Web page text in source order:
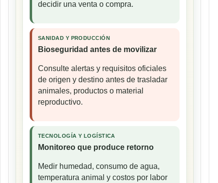
decidir una venta o compra.
SANIDAD Y PRODUCCIÓN
Bioseguridad antes de movilizar
Consulte alertas y requisitos oficiales
de origen y destino antes de trasladar
animales, productos o material
reproductivo.
TECNOLOGÍA Y LOGÍSTICA
Monitoreo que produce retorno
Medir humedad, consumo de agua,
temperatura animal y costos por labor